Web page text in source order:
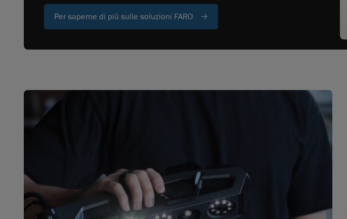
Per saperne di più sulle soluzioni FARO